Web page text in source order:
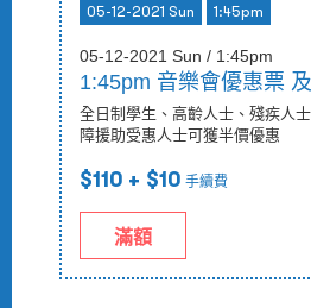
05-12-2021 Sun 1:45pm
05-12-2021 Sun / 1:45pm
1:45pm 音樂會優惠票
全日制學生、高齡人士、殘疾人
障援助受惠人士可獲半價優惠
$110 + $10 手續費
滿額